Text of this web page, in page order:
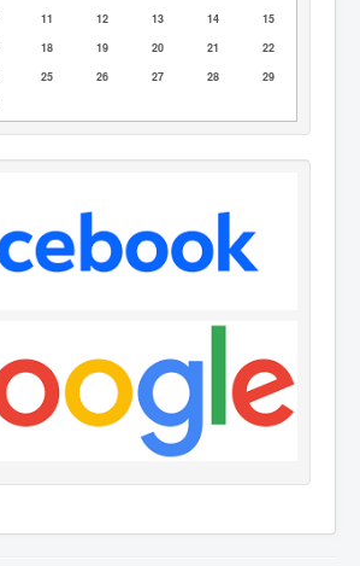
11 12 13 14
15
18 19 20 21
22
25 26 27 28
29